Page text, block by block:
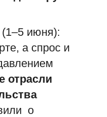
июня):
а спрос и
отрасли
о